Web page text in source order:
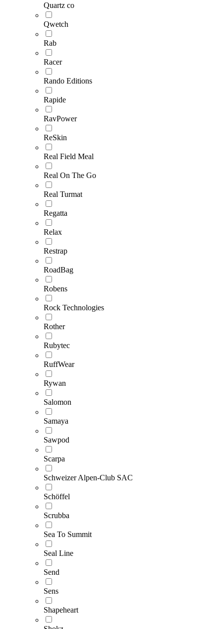
Quartz co
Qwetch
Rab
Racer
Rando Editions
Rapide
RavPower
ReSkin
Real Field Meal
Real On The Go
Real Turmat
Regatta
Relax
Restrap
RoadBag
Robens
Rock Technologies
Rother
Rubytec
RuffWear
Rywan
Salomon
Samaya
Sawpod
Scarpa
Schweizer Alpen-Club SAC
Schöffel
Scrubba
Sea To Summit
Seal Line
Send
Sens
Shapeheart